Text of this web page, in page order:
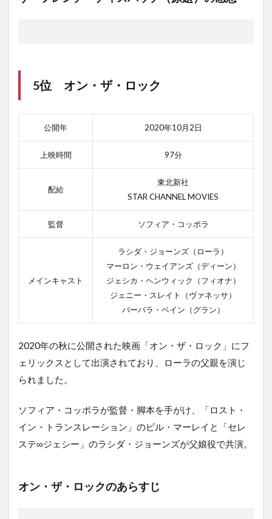
5位 オン・ザ・ロック
公開年 2020年10月2日
上映時間 97分
配給
東北新社
STAR CHANNEL MOVIES
監督 ソフィア・コッポラ
メインキャスト
ラシダ・ジョーンズ（ローラ）
マーロン・ウェイアンズ（ディーン）
ジェシカ・ヘンウィック（フィオナ）
ジェニー・スレイト（ヴァネッサ）
バーバラ・ベイン（グラン）
2020年の秋に公開された映画「オン・ザ・ロック」にフ
ェリックスとして出演されており、ローラの父親を演じ
られました。
ソフィア・コッポラが監督・脚本を手がけ、「ロスト・
イン・トランスレーション」のビル・マーレイと「セレ
ステ∞ジェシー」のラシダ・ジョーンズが父娘役で共演。
オン・ザ・ロックのあらすじ